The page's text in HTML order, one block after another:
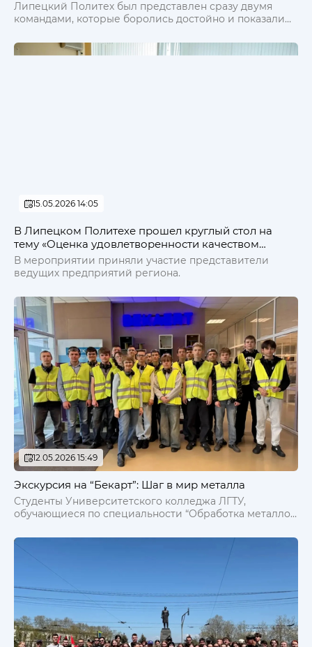
годовщины Победы на призы Издательского дома
«Липецкая газета»
Липецкий Политех был представлен сразу двумя
командами, которые боролись достойно и показали
общем зачете
15.05.2026 14:05
В Липецком Политехе прошел круглый стол на
тему «Оценка удовлетворенности качеством
образовательного процесса»
В мероприятии приняли участие представители
ведущих предприятий региона.
12.05.2026 15:49
Экскурсия на “Бекарт”: Шаг в мир металла
Студенты Университетского колледжа ЛГТУ,
обучающиеся по специальности “Обработка металлов
приоткрыть завесу тайны над одним из ключевых